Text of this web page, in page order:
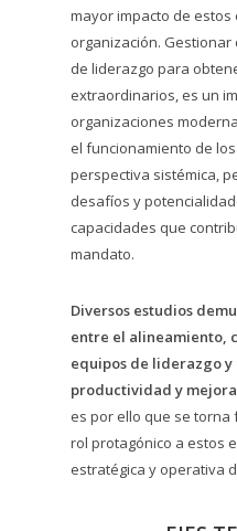
mayor impacto de
organización.
de liderazgo para
extraordinarios, es un
organizaciones
el funcionamiento de
perspectiva sistémica,
desafíos y
capacidades que
mandato.
Diversos estudios
entre el alineamiento,
equipos de liderazgo
productividad y
es por ello que se
rol protagónico a estos
estratégica y operativa